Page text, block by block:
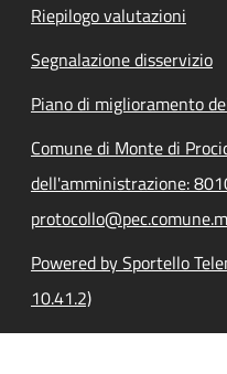
Riepilogo valutazioni
Segnalazione disservizio
Piano di miglioramento
Comune di Monte di
dell'amministrazione:
Powered by Sportello
10.41.2)